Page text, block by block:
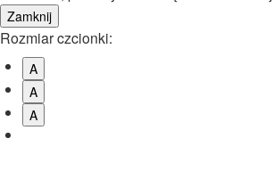
Rozmiar czcionki:
A
A
A